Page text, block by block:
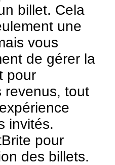
billet. Cela
une
vous
de gérer la
pour
revenus, tout
invités.
pour
des billets.